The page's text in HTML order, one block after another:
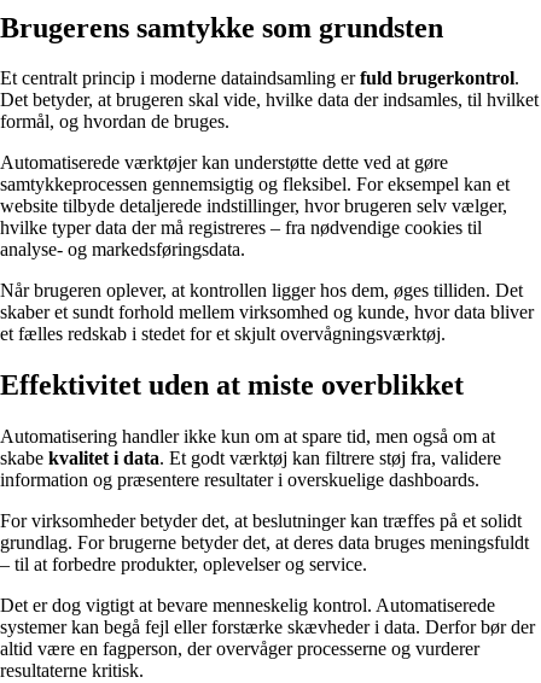
Brugerens samtykke som grundsten
Et centralt princip i moderne dataindsamling erfuld bruger­kontrol.
Det betyder, at brugeren skal vide, hvilke data der indsamles, til hvilket
formål, og hvordan de bruges.
Automatiserede værktøjer kan understøtte dette ved at gøre
samtykkeprocessen gennemsigtig og fleksibel. For eksempel kan et
website tilbyde detaljerede indstillinger, hvor brugeren selv vælger,
hvilke typer data der må registreres – fra nødvendige cookies til
analyse- og markedsføringsdata.
Når brugeren oplever, at kontrollen ligger hos dem, øges tilliden. Det
skaber et sundt forhold mellem virksomhed og kunde, hvor data bliver
et fælles redskab i stedet for et skjult overvågningsværktøj.
Effektivitet uden at miste overblikket
Automatisering handler ikke kun om at spare tid, men også om at
skabe kvalitet i data. Et godt værktøj kan filtrere støj fra, validere
information og præsentere resultater i overskuelige dashboards.
For virksomheder betyder det, at beslutninger kan træffes på et solidt
grundlag. For brugerne betyder det, at deres data bruges meningsfuldt
– til at forbedre produkter, oplevelser og service.
Det er dog vigtigt at bevare menneskelig kontrol. Automatiserede
systemer kan begå fejl eller forstærke skævheder i data. Derfor bør der
altid være en fagperson, der overvåger processerne og vurderer
resultaterne kritisk.